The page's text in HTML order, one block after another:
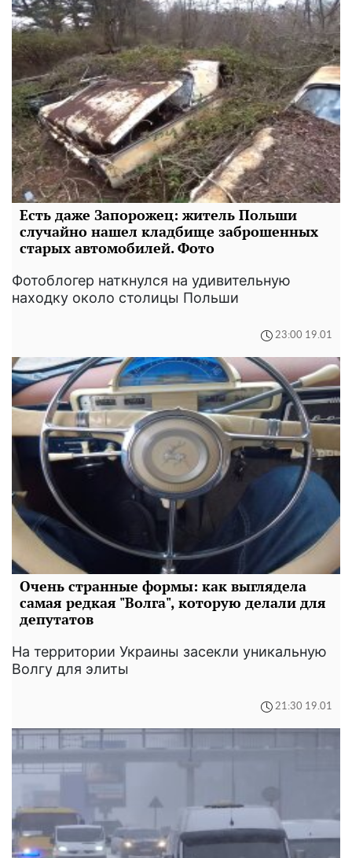
Есть даже Запорожец: житель Польши
случайно нашел кладбище заброшенных
старых автомобилей. Фото
Фотоблогер наткнулся на удивительную
находку около столицы Польши
23:00 19.01
Очень странные формы: как выглядела
самая редкая "Волга", которую делали для
депутатов
На территории Украины засекли уникальную
Волгу для элиты
21:30 19.01